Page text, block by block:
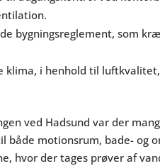
bygningsreglement, som
i henhold til
ved Hadsund var der
både motionsrum, bade- og
hvor der tages prøver af